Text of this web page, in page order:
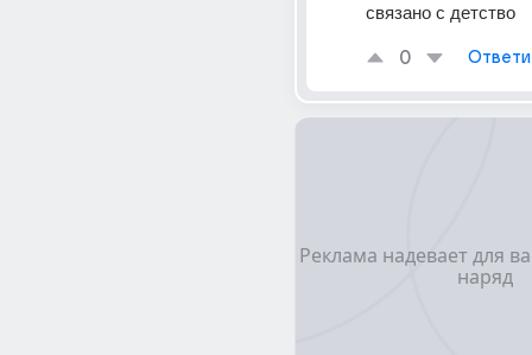
связано с детство
0